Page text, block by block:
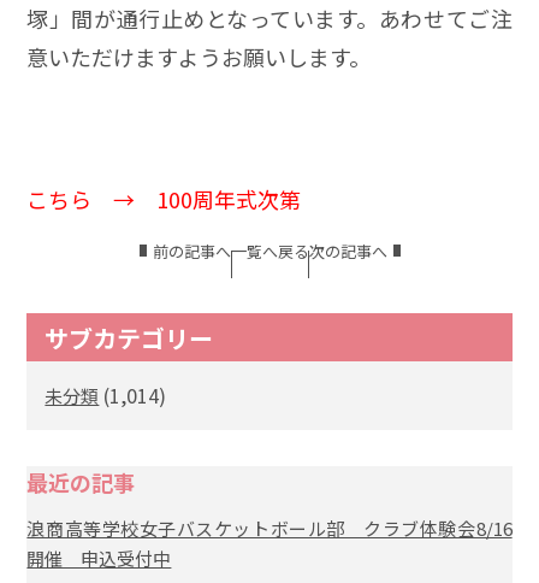
塚」間が通行止めとなっています。あわせてご注
意いただけますようお願いします。
こちら → 100周年式次第
前の記事へ一覧へ戻る次の記事へ
サブカテゴリー
未分類 (1,014)
最近の記事
浪商高等学校女子バスケットボール部 クラブ体験会8/16
開催 申込受付中